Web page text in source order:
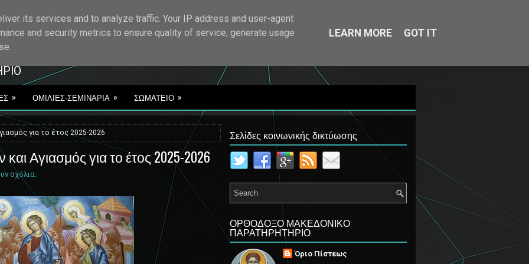
» ΟΜΙΛΙΕΣ-ΣΕΜΙΝΑΡΙΑ » ΣΩΜΑΤΕΙΟ »
για το έτος 2025-2026
Αγιασμός για το έτος 2025-2026
σχόλια:
Σελίδες κοινωνικής δικτύωσης
ΟΡΘΟΔΟΞΟ ΜΑΚΕΔΟΝΙΚΟ
ΠΑΡΑΤΗΡΗΤΗΡΙΟ
Όριο Πίστεως
its services and to analyze traffic. Your IP address and user-agent
and security metrics to ensure quality of service, generate usage
LEARN MORE GOT IT